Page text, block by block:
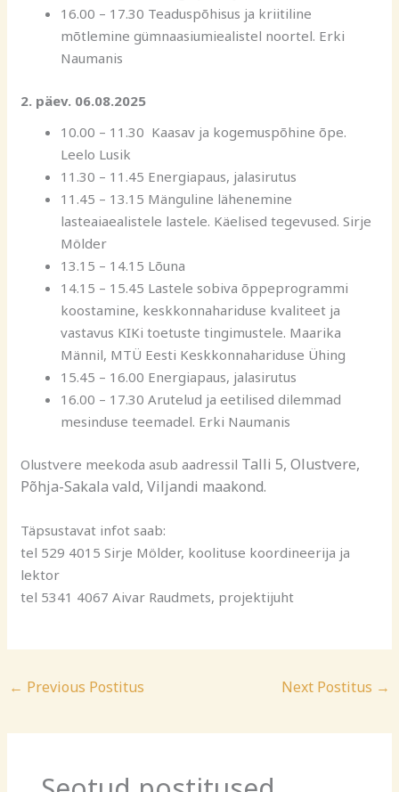
16.00 – 17.30 Teaduspõhisus ja kriitiline
mõtlemine gümnaasiumiealistel noortel. Erki
Naumanis
2. päev. 06.08.2025
10.00 – 11.30 Kaasav ja kogemuspõhine õpe.
Leelo Lusik
11.30 – 11.45 Energiapaus, jalasirutus
11.45 – 13.15 Mänguline lähenemine
lasteaiaealistele lastele. Käelised tegevused. Sirje
Mölder
13.15 – 14.15 Lõuna
14.15 – 15.45 Lastele sobiva õppeprogrammi
koostamine, keskkonnahariduse kvaliteet ja
vastavus KIKi toetuste tingimustele. Maarika
Männil, MTÜ Eesti Keskkonnahariduse Ühing
15.45 – 16.00 Energiapaus, jalasirutus
16.00 – 17.30 Arutelud ja eetilised dilemmad
mesinduse teemadel. Erki Naumanis
Olustvere meekoda asub aadressil Talli 5,Olustvere,
Põhja-Sakala vald, Viljandi maakond.
Täpsustavat infot saab:
tel 529 4015 Sirje Mölder, koolituse koordineerija ja
lektor
tel 5341 4067 Aivar Raudmets, projektijuht
← Previous Postitus Next Postitus →